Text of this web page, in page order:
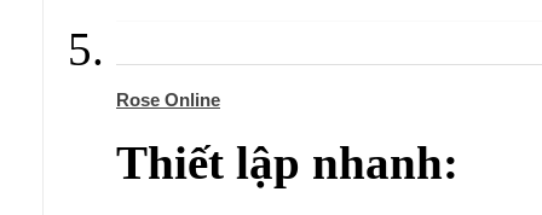
Rose Online
Thiết lập nhanh: